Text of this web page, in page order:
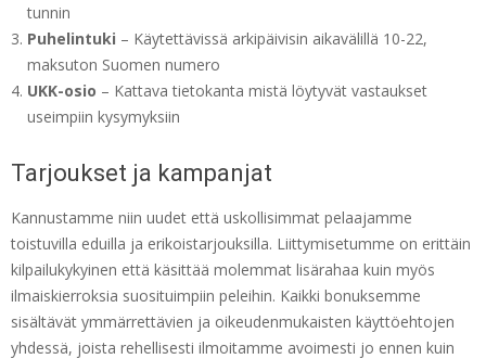
tunnin
Puhelintuki – Käytettävissä arkipäivisin aikavälillä 10-22,
maksuton Suomen numero
UKK-osio – Kattava tietokanta mistä löytyvät vastaukset
useimpiin kysymyksiin
Tarjoukset ja kampanjat
Kannustamme niin uudet että uskollisimmat pelaajamme
toistuvilla eduilla ja erikoistarjouksilla. Liittymisetumme on erittäin
kilpailukykyinen että käsittää molemmat lisärahaa kuin myös
ilmaiskierroksia suosituimpiin peleihin. Kaikki bonuksemme
sisältävät ymmärrettävien ja oikeudenmukaisten käyttöehtojen
yhdessä, joista rehellisesti ilmoitamme avoimesti jo ennen kuin